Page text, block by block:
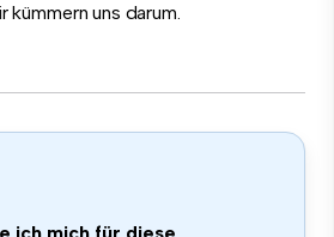
uns darum.